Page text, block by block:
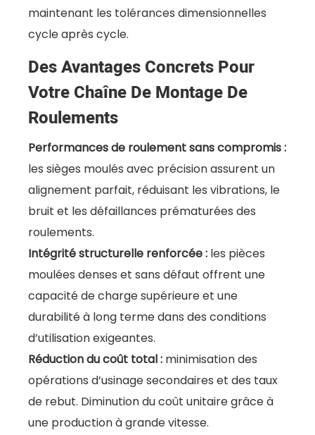
maintenant les tolérances dimensionnelles
cycle après cycle.
Des Avantages Concrets Pour
Votre Chaîne De Montage De
Roulements
Performances de roulement sans compromis :
les sièges moulés avec précision assurent un
alignement parfait, réduisant les vibrations, le
bruit et les défaillances prématurées des
roulements.
Intégrité structurelle renforcée : les pièces
moulées denses et sans défaut offrent une
capacité de charge supérieure et une
durabilité à long terme dans des conditions
d’utilisation exigeantes.
Réduction du coût total : minimisation des
opérations d’usinage secondaires et des taux
de rebut. Diminution du coût unitaire grâce à
une production à grande vitesse.